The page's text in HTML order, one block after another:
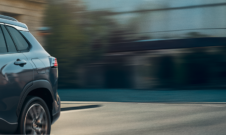
€ 32.995,-
C-HR
ALS PLUG-IN
Vraag een brochure aan
Bekijk de verwachte
modellen
Onderdelen
Accessoires
Banden
Werkplaatsafspraak
maken
Contact en Route
Thuislaadpakketten
Laadpas
Energie en slim laden
Bedrijfswagens op
maat
Financieren of
Verzekeren
Vraag een
aan
Contact en